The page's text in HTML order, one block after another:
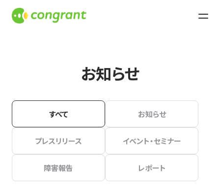
お知らせ
すべて お知らせ
プレスリリース イベント・セミナー
障害報告 レポート